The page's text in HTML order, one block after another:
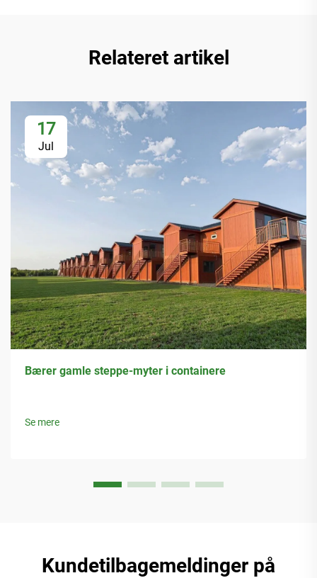
Relateret artikel
17
Jul
Bærer gamle steppe-myter i containere
Se mere
Kundetilbagemeldinger på